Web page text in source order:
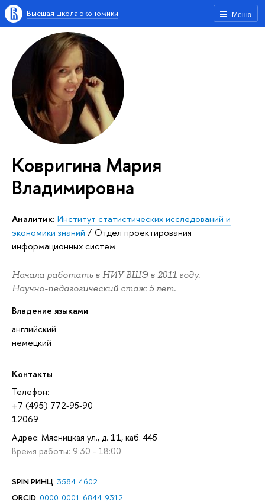
Меню
Высшая школа экономики
Ковригина Мария
Владимировна
Аналитик: Институт статистических исследований и
экономики знаний /Отдел проектирования
информационных систем
Начала работать в НИУ ВШЭ в 2011 году.
Научно-педагогический стаж: 5 лет.
Владение языками
английский
немецкий
Контакты
Телефон:
+7 (495) 772-95-90
12069
Адрес: Мясницкая ул., д. 11, каб. 445
Время работы: 9:30 - 18:00
SPIN РИНЦ: 3584-4602
ORCID: 0000-0001-6844-9312